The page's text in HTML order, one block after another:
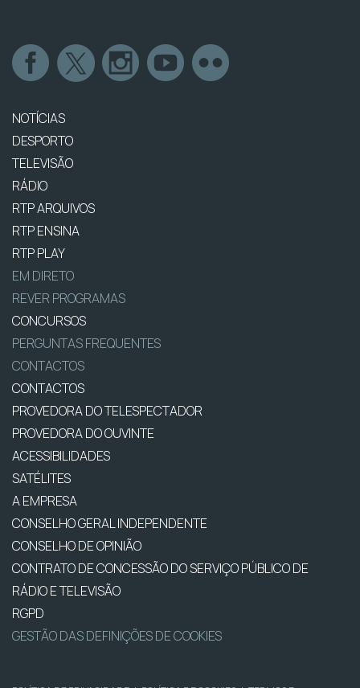
NOTÍCIAS
DESPORTO
TELEVISÃO
RÁDIO
RTP ARQUIVOS
RTP ENSINA
RTP PLAY
EM DIRETO
REVER PROGRAMAS
CONCURSOS
PERGUNTAS FREQUENTES
CONTACTOS
CONTACTOS
PROVEDORA DO TELESPECTADOR
PROVEDORA DO OUVINTE
ACESSIBILIDADES
SATÉLITES
A EMPRESA
CONSELHO GERAL INDEPENDENTE
CONSELHO DE OPINIÃO
CONTRATO DE CONCESSÃO DO SERVIÇO PÚBLICO DE
RÁDIO E TELEVISÃO
RGPD
GESTÃO DAS DEFINIÇÕES DE COOKIES